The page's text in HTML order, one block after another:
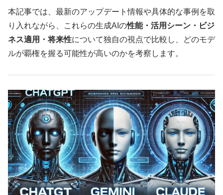
本記事では、最新のアップデート情報や具体的な事例を取
り入れながら、これらの生成AIの性能・活用シーン・ビジ
ネス適用・将来性について独自の視点で比較し、どのモデ
ルが覇権を握る可能性が高いのかを考察します。